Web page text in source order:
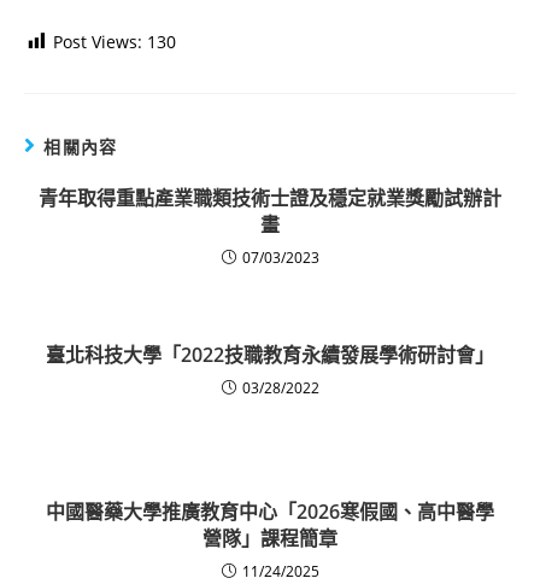
Post Views: 130
相關內容
青年取得重點產業職類技術士證及穩定就業獎勵試辦計
畫
07/03/2023
臺北科技大學「2022技職教育永續發展學術研討會」
03/28/2022
中國醫藥大學推廣教育中心「2026寒假國、高中醫學
營隊」課程簡章
11/24/2025